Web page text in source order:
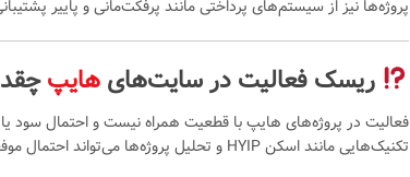
پروژه‌ها نیز از سیستم‌های پرداختی مانند پرفکت‌مانی و پاییر
ریسک فعالیت در سایت‌هایهایپ
تکنیک‌هایی مانند اسکن HYIP و تحلیل پروژه‌ها می‌تواند احتمال موفقیت را تا حدود ۸۰ درصد افزایش دهد.